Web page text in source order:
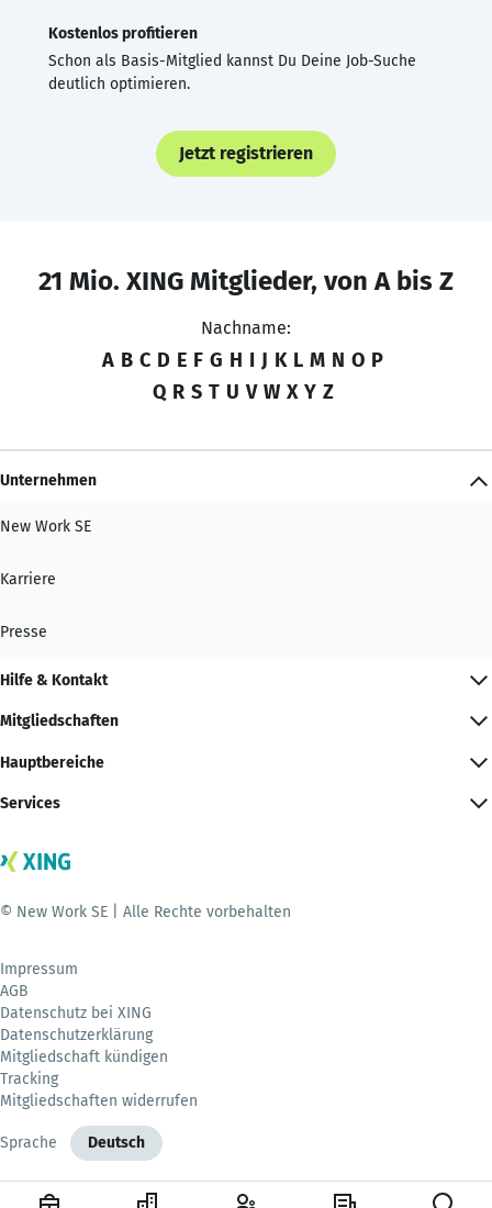
Kostenlos profitieren
Schon als Basis-Mitglied kannst Du Deine Job-Suche
deutlich optimieren.
Jetzt registrieren
21 Mio. XING Mitglieder, von A bis Z
Nachname:
A B C D E F G H I J K L M N O P
Q R S T U V W X Y Z
Unternehmen
New Work SE
Karriere
Presse
Hilfe & Kontakt
Mitgliedschaften
Hauptbereiche
Services
© New Work SE | Alle Rechte vorbehalten
Impressum
AGB
Datenschutz bei XING
Datenschutzerklärung
Mitgliedschaft kündigen
Tracking
Mitgliedschaften widerrufen
Sprache Deutsch